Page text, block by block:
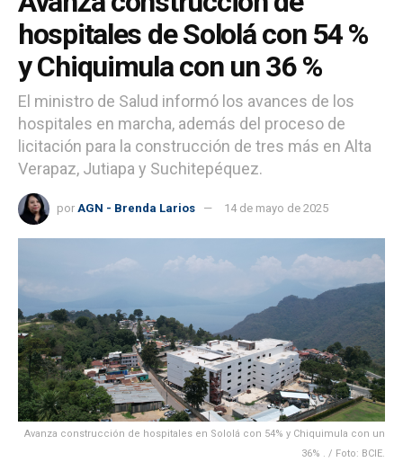
hospitales de Sololá con 54 %
y Chiquimula con un 36 %
El ministro de Salud informó los avances de los
hospitales en marcha, además del proceso de
licitación para la construcción de tres más en Alta
Verapaz, Jutiapa y Suchitepéquez.
por AGN - Brenda Larios 14 de mayo de 2025
Avanza construcción de hospitales en Sololá con 54% y Chiquimula con un
36% . / Foto: BCIE.